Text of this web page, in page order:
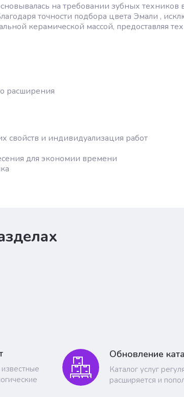
на требовании зубных техников
точности подбора цвета Эмали ,
керамической массой, предоставляя
расширения
свойств и индивидуализация работ
для экономии времени
Обновление
Каталог услуг
расширяется и